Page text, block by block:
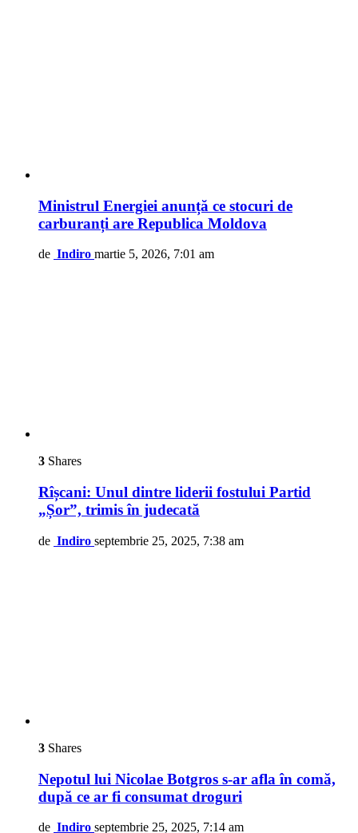
Ministrul Energiei anunță ce stocuri de
carburanți are Republica Moldova
de Indiro martie 5, 2026, 7:01 am
3 Shares
Rîșcani: Unul dintre liderii fostului Partid
„Șor”, trimis în judecată
de Indiro septembrie 25, 2025, 7:38 am
3 Shares
Nepotul lui Nicolae Botgros s-ar afla în comă,
după ce ar fi consumat droguri
de Indiro septembrie 25, 2025, 7:14 am